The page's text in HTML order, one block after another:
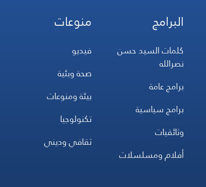
البرامج
كلمات السيد حسن
نصرالله
برامج عامة
برامج سياسية
وثائقيات
أفلام ومسلسلات
منوعات
فيديو
صحة وبئية
بيئة ومنوعات
تكنولوجيا
ثقافي وديني